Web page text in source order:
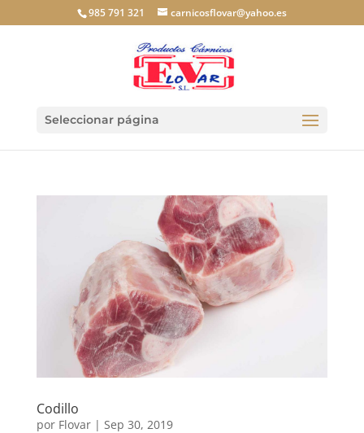
985 791 321 carnicosflovar@yahoo.es
Seleccionar página
Codillo
por Flovar| Sep 30, 2019